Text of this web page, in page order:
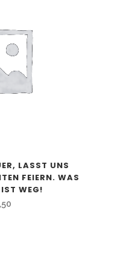
LASST UNS
FEIERN. WAS
WEG!